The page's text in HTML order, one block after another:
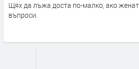
Щях да лъжа доста по-малко, ако
въпроси.